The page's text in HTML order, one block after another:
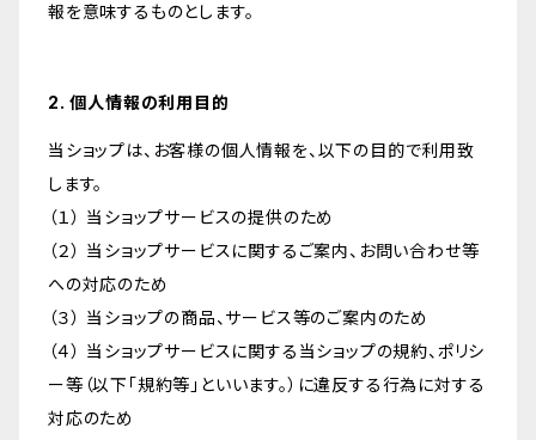
報を意味するものとします。
2. 個人情報の利用目的
当ショップは、お客様の個人情報を、以下の目的で利用致
します。
（１） 当ショップサービスの提供のため
（２） 当ショップサービスに関するご案内、お問い合わせ等
への対応のため
（３） 当ショップの商品、サービス等のご案内のため
（４） 当ショップサービスに関する当ショップの規約、ポリシ
ー等（以下「規約等」といいます。）に違反する行為に対する
対応のため